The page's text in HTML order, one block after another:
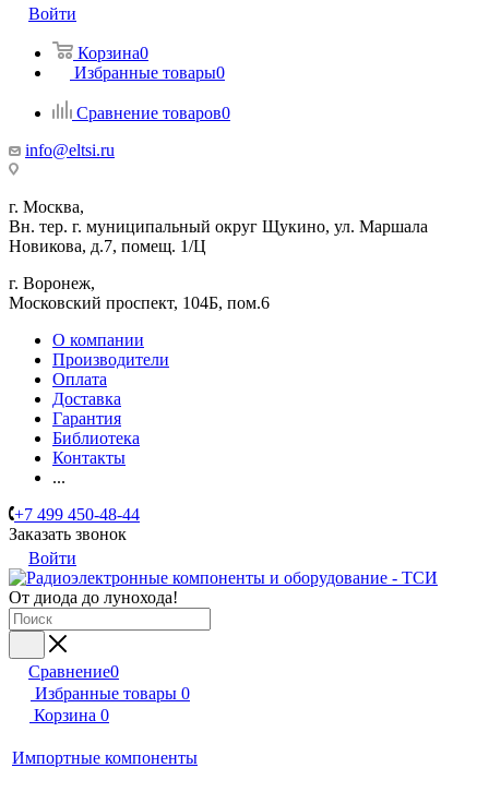
Войти
Корзина0
Избранные товары0
Сравнение товаров0
info@eltsi.ru
г. Москва,
Вн. тер. г. муниципальный округ Щукино, ул. Маршала
Новикова, д.7, помещ. 1/Ц
г. Воронеж,
​Московский проспект, 104Б, пом.6
О компании
Производители
Оплата
Доставка
Гарантия
Библиотека
Контакты
...
+7 499 450-48-44
Заказать звонок
Войти
От диода до лунохода!
Сравнение0
Избранные товары 0
Корзина 0
Импортные компоненты